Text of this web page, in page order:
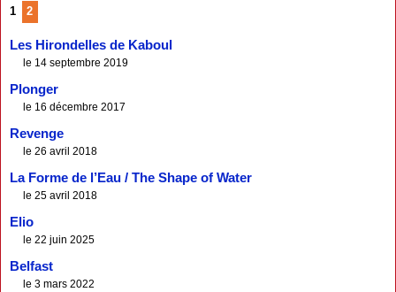
1 2
Les Hirondelles de Kaboul
le 14 septembre 2019
Plonger
le 16 décembre 2017
Revenge
le 26 avril 2018
La Forme de l’Eau / The Shape of Water
le 25 avril 2018
Elio
le 22 juin 2025
Belfast
le 3 mars 2022